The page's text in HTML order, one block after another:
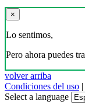
×
Lo sentimos,
Pero ahora puedes
volver arriba
Condiciones del uso |
Select a language